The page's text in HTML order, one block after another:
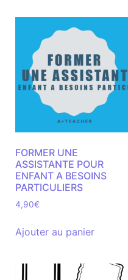
FORMER UNE
ASSISTANTE POUR
ENFANT A BESOINS
PARTICULIERS
4,90€
Ajouter au panier